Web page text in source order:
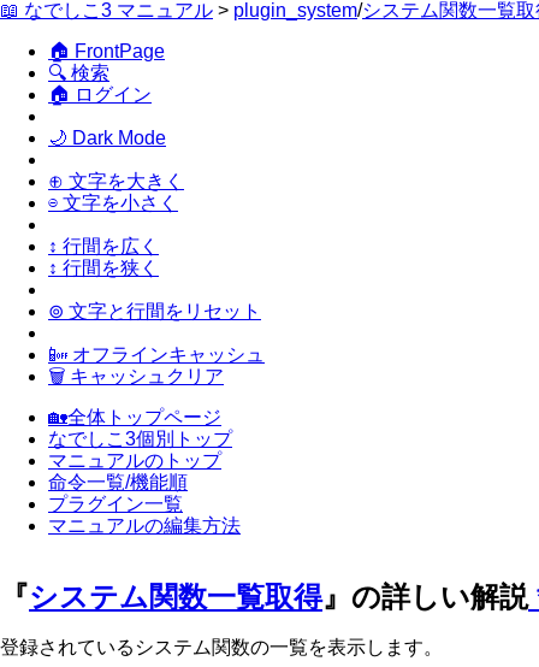
📖 なでしこ3 マニュアル > plugin_system/システム関数一覧取
🏠 FrontPage
🔍 検索
🏠 ログイン
🌙 Dark Mode
⊕ 文字を大きく
⊖ 文字を小さく
↕ 行間を広く
↕ 行間を狭く
⊚ 文字と行間をリセット
📴 オフラインキャッシュ
🗑 キャッシュクリア
🏡全体トップページ
なでしこ3個別トップ
マニュアルのトップ
命令一覧/機能順
プラグイン一覧
マニュアルの編集方法
『システム関数一覧取得』の詳しい解説
登録されているシステム関数の一覧を表示します。